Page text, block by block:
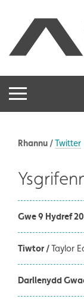
Rhannu /Twitter
Gwe 9 Hydref
Tiwtor /Taylor
Darllenydd